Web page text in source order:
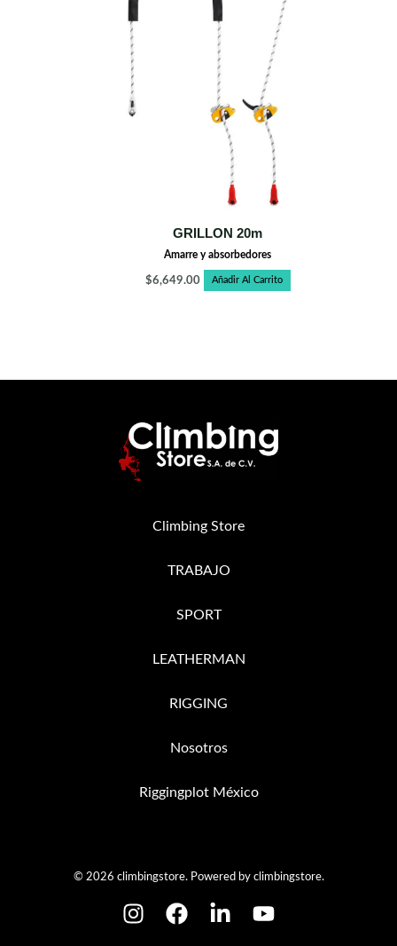
GRILLON 20m
Amarre y absorbedores
$6,649.00 Añadir Al Carrito
Climbing Store
TRABAJO
SPORT
LEATHERMAN
RIGGING
Nosotros
Riggingplot México
© 2026 climbingstore. Powered by climbingstore.